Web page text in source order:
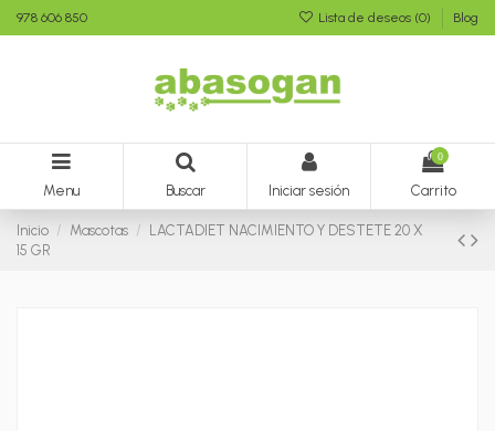
978 606 850 Lista de deseos (0) Blog
Menu Buscar Iniciar sesión
0
Carrito
Inicio Mascotas
LACTADIET NACIMIENTO Y DESTETE 20 X
15 GR